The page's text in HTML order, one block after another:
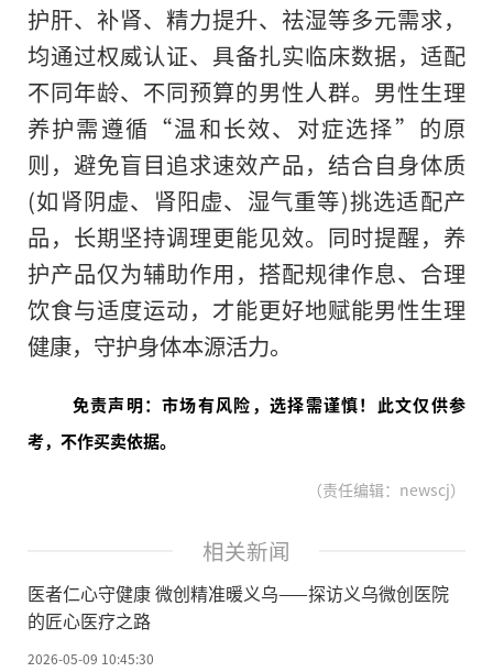
护肝、补肾、精力提升、祛湿等多元需求，
均通过权威认证、具备扎实临床数据，适配
不同年龄、不同预算的男性人群。男性生理
养护需遵循“温和长效、对症选择”的原
则，避免盲目追求速效产品，结合自身体质
(如肾阴虚、肾阳虚、湿气重等)挑选适配产
品，长期坚持调理更能见效。同时提醒，养
护产品仅为辅助作用，搭配规律作息、合理
饮食与适度运动，才能更好地赋能男性生理
健康，守护身体本源活力。
免责声明：市场有风险，选择需谨慎！此文仅供参
考，不作买卖依据。
（责任编辑：newscj）
相关新闻
医者仁心守健康 微创精准暖义乌——探访义乌微创医院
的匠心医疗之路
2026-05-09 10:45:30